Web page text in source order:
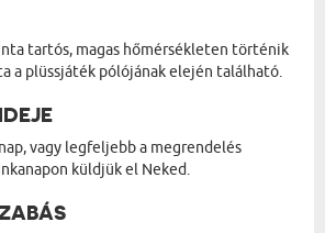
tartós, magas hőmérsékleten történik
a plüssjáték pólójának elején található.
vagy legfeljebb a megrendelés
küldjük el Neked.